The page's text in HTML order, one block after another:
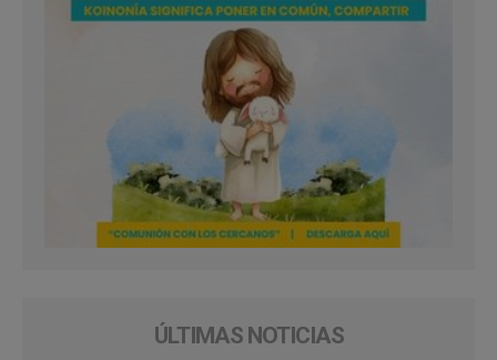
ÚLTIMAS NOTICIAS